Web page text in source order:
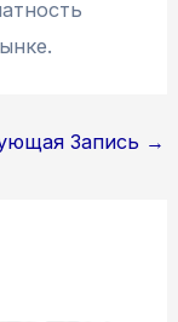
Запись →